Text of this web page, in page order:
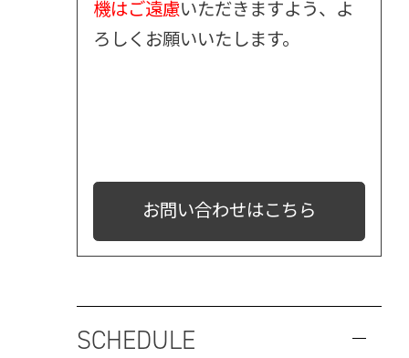
機はご遠慮いただきますよう、よ
ろしくお願いいたします。
お問い合わせはこちら
SCHEDULE